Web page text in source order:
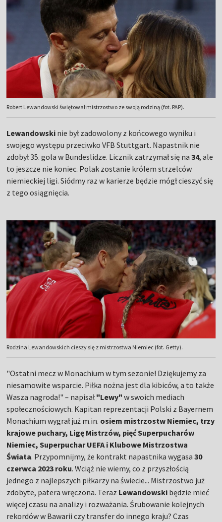
Robert Lewandowski świętował mistrzostwo ze swoją rodziną (fot. PAP).
Lewandowski nie był zadowolony z końcowego wyniku i
swojego występu przeciwko VFB Stuttgart. Napastnik nie
zdobył 35. gola w Bundeslidze. Licznik zatrzymał się na34, ale
to jeszcze nie koniec. Polak zostanie królem strzelców
niemieckiej ligi. Siódmy raz w karierze będzie mógł cieszyć się
z tego osiągnięcia.
Rodzina Lewandowskich cieszy się z mistrzostwa Niemiec (fot. Getty).
"Ostatni mecz w Monachium w tym sezonie! Dziękujemy za
niesamowite wsparcie. Piłka nożna jest dla kibiców, a to także
Wasza nagroda!" – napisał"Lewy" w swoich mediach
społecznościowych. Kapitan reprezentacji Polski z Bayernem
Monachium wygrał już m.in. osiem mistrzostw Niemiec, trzy
krajowe puchary, Ligę Mistrzów, pięć Superpucharów
Niemiec, Superpuchar UEFA i Klubowe Mistrzostwa
Świata. Przypomnijmy, że kontrakt napastnika wygasa30
czerwca 2023 roku. Wciąż nie wiemy, co z przyszłością
jednego z najlepszych piłkarzy na świecie... Mistrzostwo już
zdobyte, patera wręczona. Teraz Lewandowski będzie mieć
więcej czasu na analizy i rozważania. Śrubowanie kolejnych
rekordów w Bawarii czy transfer do innego kraju? Czas